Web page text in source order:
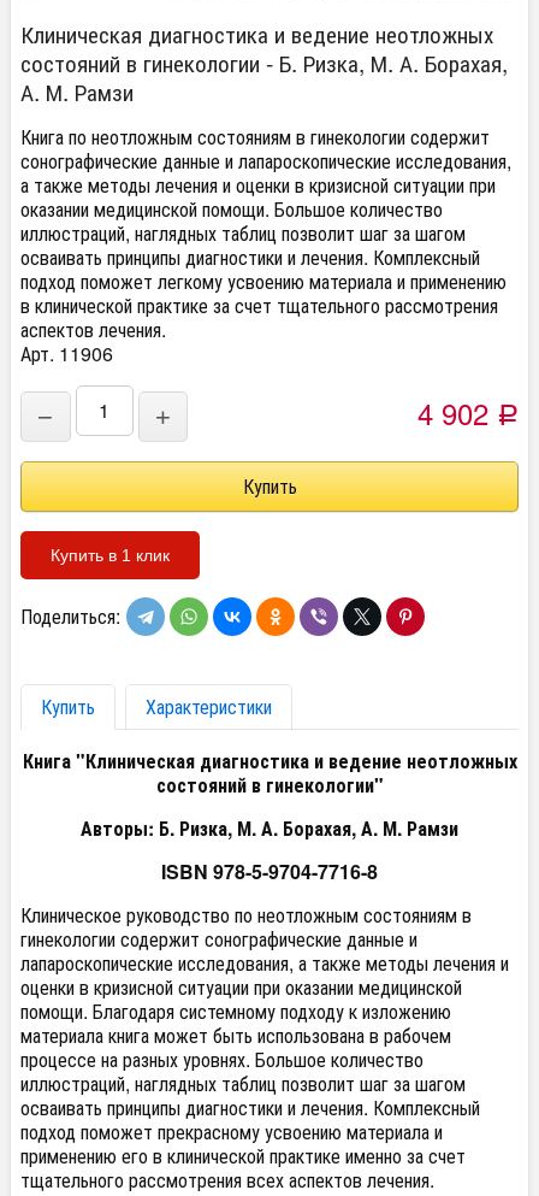
Клиническая диагностика и ведение неотложных
состояний в гинекологии - Б. Ризка, М. А. Борахая,
А. М. Рамзи
Книга по неотложным состояниям в гинекологии содержит
сонографические данные и лапароскопические исследования,
а также методы лечения и оценки в кризисной ситуации при
оказании медицинской помощи. Большое количество
иллюстраций, наглядных таблиц позволит шаг за шагом
осваивать принципы диагностики и лечения. Комплексный
подход поможет легкому усвоению материала и применению
в клинической практике за счет тщательного рассмотрения
аспектов лечения.
Арт. 11906
− + 4 902 Р
Купить в 1 клик
Поделиться:
Купить
Характеристики
Книга "Клиническая диагностика и ведение неотложных
состояний в гинекологии"
Авторы: Б. Ризка, М. А. Борахая, А. М. Рамзи
ISBN 978-5-9704-7716-8
Клиническое руководство по неотложным состояниям в
гинекологии содержит сонографические данные и
лапароскопические исследования, а также методы лечения и
оценки в кризисной ситуации при оказании медицинской
помощи. Благодаря системному подходу к изложению
материала книга может быть использована в рабочем
процессе на разных уровнях. Большое количество
иллюстраций, наглядных таблиц позволит шаг за шагом
осваивать принципы диагностики и лечения. Комплексный
подход поможет прекрасному усвоению материала и
применению его в клинической практике именно за счет
тщательного рассмотрения всех аспектов лечения.